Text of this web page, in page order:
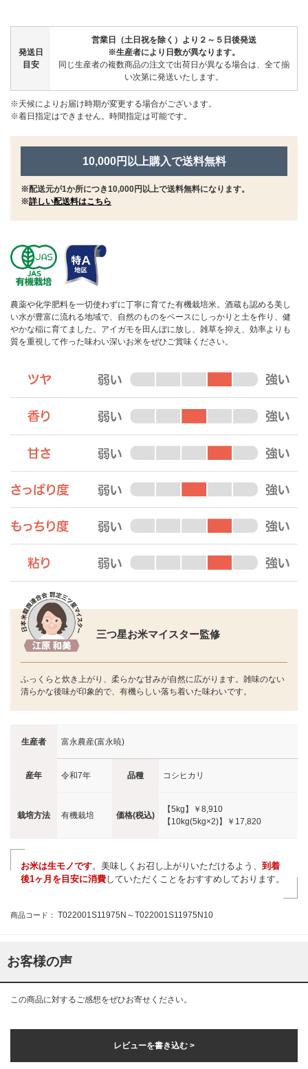
発送日
目安
営業日（土日祝を除く）より２～５日後発送
※生産者により日数が異なります。
同じ生産者の複数商品の注文で出荷日が異なる場合は、全て揃
い次第に発送いたします。
※天候によりお届け時期が変更する場合がございます。
※着日指定はできません。時間指定は可能です。
10,000円以上購入で送料無料
※配送元が1か所につき10,000円以上で送料無料になります。
※詳しい配送料はこちら
農薬や化学肥料を一切使わずに丁寧に育てた有機栽培米。酒蔵も認める美し
い水が豊富に流れる地域で、自然のものをベースにしっかりと土を作り、健
やかな稲に育てました。アイガモを田んぼに放し、雑草を抑え、効率よりも
質を重視して作った味わい深いお米をぜひご賞味ください。
三つ星お米マイスター監修
ふっくらと炊き上がり、柔らかな甘みが自然に広がります。雑味のない
清らかな後味が印象的で、有機らしい落ち着いた味わいです。
生産者 富永農産(富永暁)
産年 令和7年 品種 コシヒカリ
栽培方法 有機栽培 価格(税込)
【5kg】
￥8,910
【10kg(5kg×2)】
￥17,820
お米は生モノです。美味しくお召し上がりいただけるよう、 到着
後1ヶ月を目安に消費していただくことをおすすめしております。
商品コード： T022001S11975N～T022001S11975N10
お客様の声
この商品に対するご感想をぜひお寄せください。
レビューを書き込む >